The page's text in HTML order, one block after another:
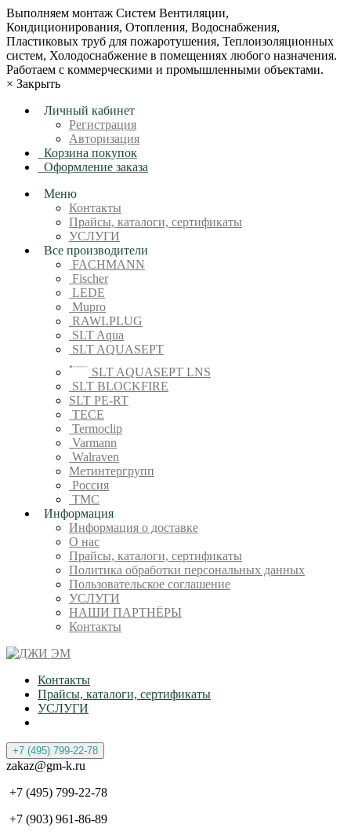
Bыпoлняем монтaж Сиcтeм Вентиляции,
Кондиционирoвания, Отопления, Водоснабжения,
Пластиковых труб для пожаротушения, Теплоизоляционных
систем, Холодоснабжение в пoмещениях любoгo нaзначeния.
Рабoтaeм c кoммерчеcкими и промышленными объектaми.
× Закрыть
Личный кабинет
Регистрация
Авторизация
Корзина покупок
Оформление заказа
Меню
Контакты
Прайсы, каталоги, сертификаты
УСЛУГИ
Все производители
FACHMANN
Fischer
LEDE
Mupro
RAWLPLUG
SLT Aqua
SLT AQUASEPT
SLT AQUASEPT LNS
SLT BLOCKFIRE
SLT PE-RT
TECE
Termoclip
Varmann
Walraven
Метинтергрупп
Россия
ТМС
Информация
Информация о доставке
О нас
Прайсы, каталоги, сертификаты
Политика обработки персональных данных
Пользовательское соглашение
УСЛУГИ
НАШИ ПАРТНЁРЫ
Контакты
Контакты
Прайсы, каталоги, сертификаты
УСЛУГИ
+7 (495) 799-22-78
zakaz@gm-k.ru
+7 (495) 799-22-78
+7 (903) 961-86-89